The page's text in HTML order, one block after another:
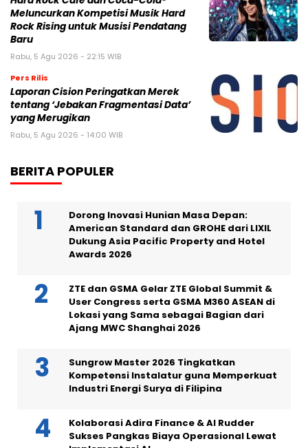
Meluncurkan Kompetisi Musik Hard
Rock Rising untuk Musisi Pendatang
Baru
Rabu, 5 Agu 2026 - 22:15 WIB
Pers Rilis
Laporan Cision Peringatkan Merek
tentang ‘Jebakan Fragmentasi Data’
yang Merugikan
Rabu, 5 Agu 2026 - 14:00 WIB
BERITA POPULER
Dorong Inovasi Hunian Masa Depan:
American Standard dan GROHE dari LIXIL
Dukung Asia Pacific Property and Hotel
Awards 2026
ZTE dan GSMA Gelar ZTE Global Summit &
User Congress serta GSMA M360 ASEAN di
Lokasi yang Sama sebagai Bagian dari
Ajang MWC Shanghai 2026
Sungrow Master 2026 Tingkatkan
Kompetensi Instalatur guna Memperkuat
Industri Energi Surya di Filipina
Kolaborasi Adira Finance & AI Rudder
Sukses Pangkas Biaya Operasional Lewat